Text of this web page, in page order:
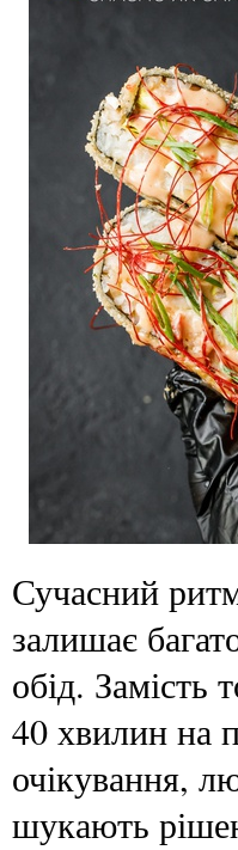
Сучасний
залишає
обід. Замість
40 хвилин на
очікування,
шукають